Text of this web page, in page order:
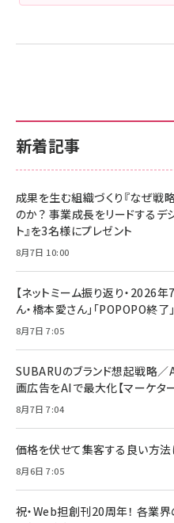
新着記事
成果を生む組織づくり『なぜ戦
のか？ 事業成長をリードするデ
ト』を3名様にプレゼント
8月7日 10:00
【ネットミーム振り返り・2026
ん・橋本愛さん」「POPOPO終了
8月7日 7:05
SUBARUのブランド想起戦略／
画広告をAIで最大化【マーケタ
8月7日 7:04
価格を伏せて集客する良い方法
8月6日 7:05
祝・Web担創刊20周年！ 各業